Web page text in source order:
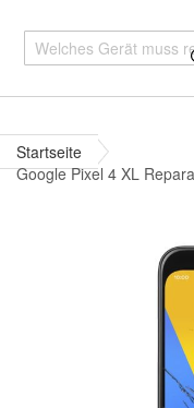
Startseite
Google Pixel 4 XL